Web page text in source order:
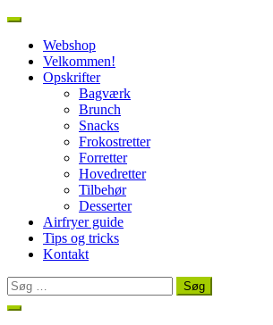
Webshop
Velkommen!
Opskrifter
Bagværk
Brunch
Snacks
Frokostretter
Forretter
Hovedretter
Tilbehør
Desserter
Airfryer guide
Tips og tricks
Kontakt
Søg
efter:
Spring